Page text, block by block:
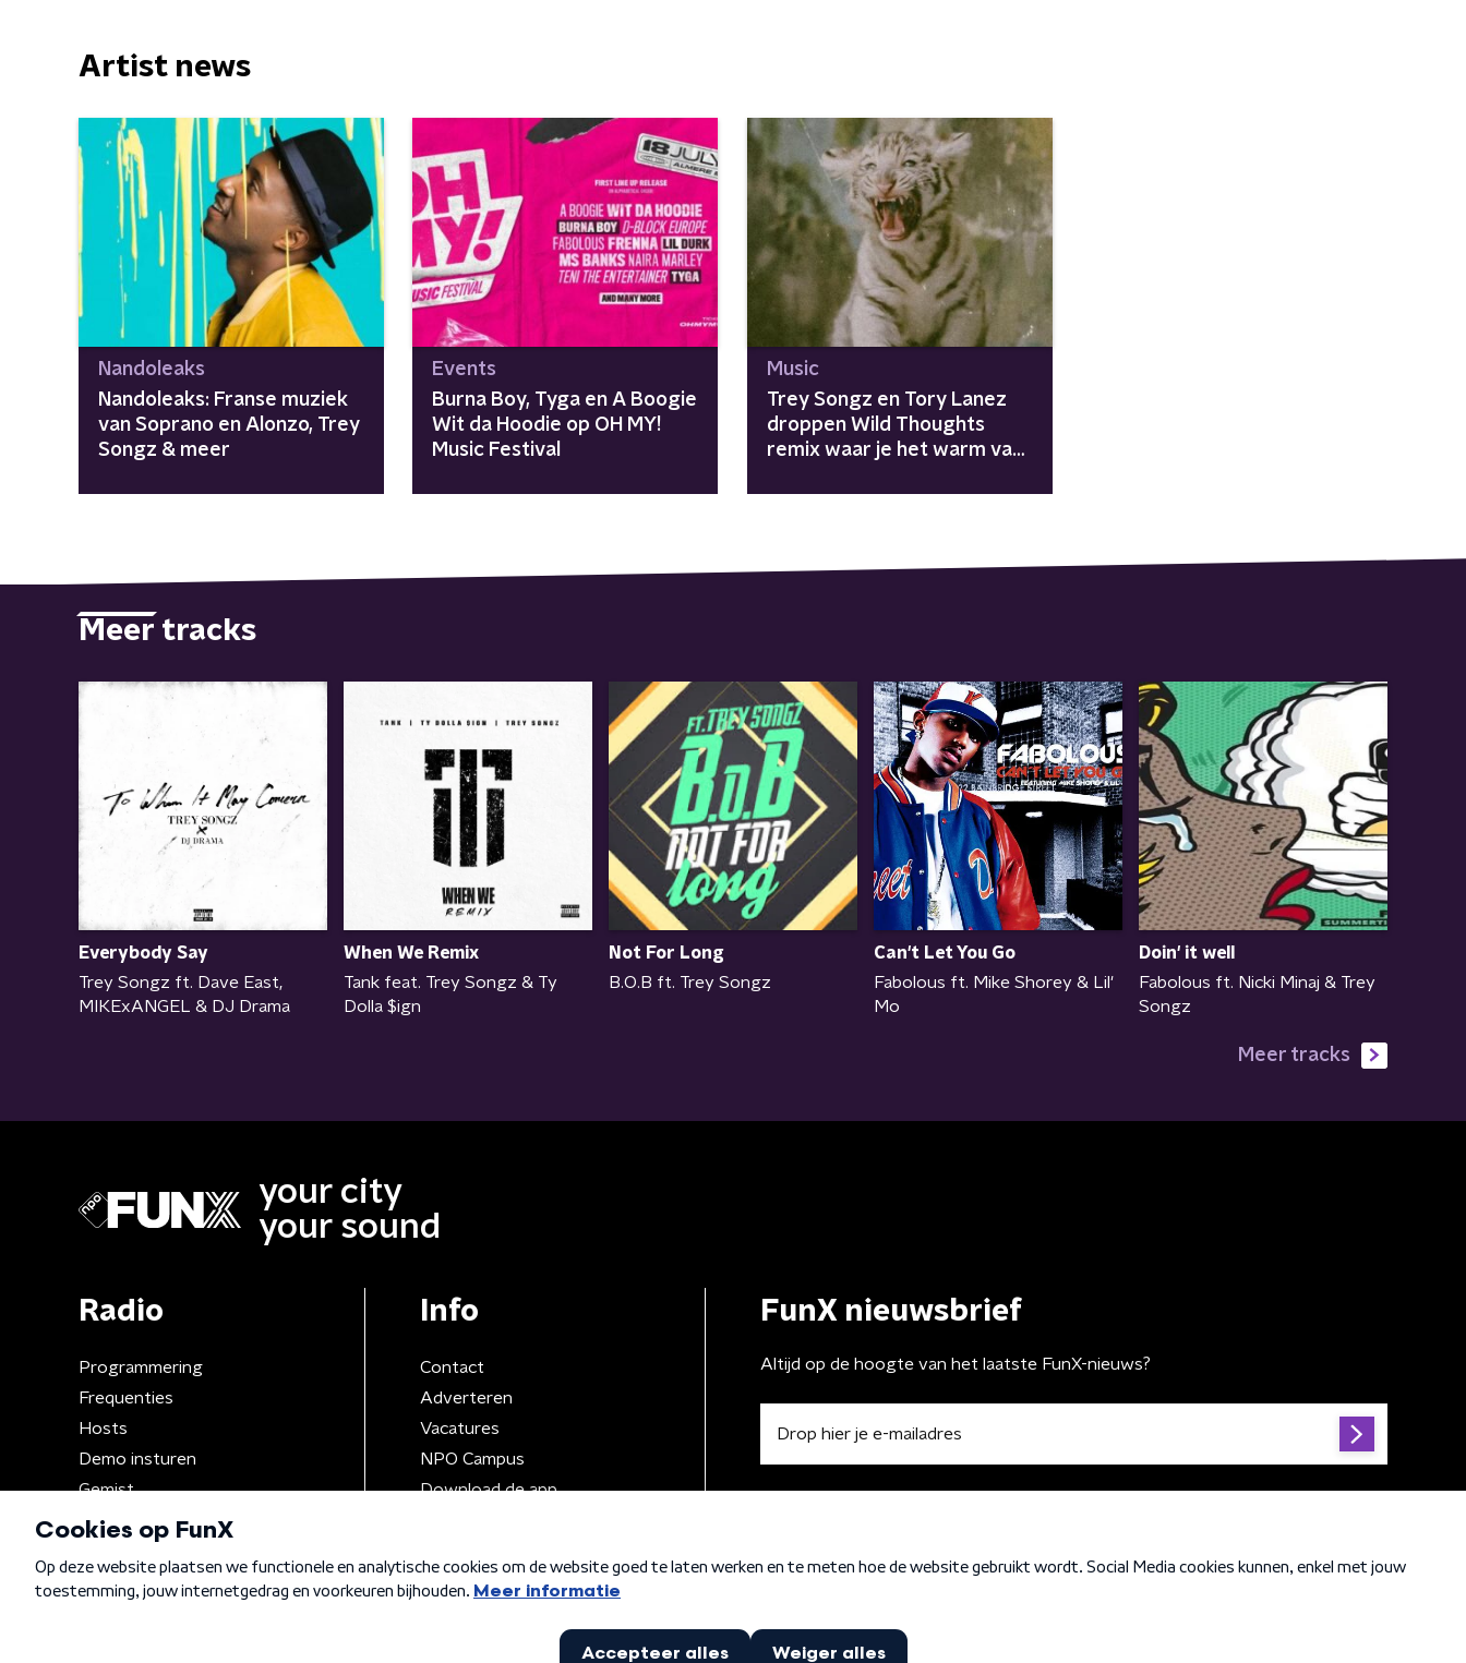
Artist news
Nandoleaks
Nandoleaks: Franse muziek
van Soprano en Alonzo, Trey
Songz & meer
Events
Burna Boy, Tyga en A Boogie
Wit da Hoodie op OH MY!
Music Festival
Music
Trey Songz en Tory Lanez
droppen Wild Thoughts
remix waar je het warm van
Meer tracks
Everybody Say
Trey Songz ft. Dave East,
MIKExANGEL & DJ Drama
When We Remix
Tank feat. Trey Songz & Ty
Dolla $ign
Not For Long
B.O.B ft. Trey Songz
Can't Let You Go
Fabolous ft. Mike Shorey & Lil'
Mo
Doin' it well
Fabolous ft. Nicki Minaj & Trey
Songz
Meer tracks
your city
your sound
Radio
Programmering
Frequenties
Hosts
Demo insturen
Gemist
Info
Contact
Adverteren
Vacatures
NPO Campus
Download de app
FunX nieuwsbrief
Altijd op de hoogte van het laatste FunX-nieuws?
Algemene voorwaarden Privacybeleid